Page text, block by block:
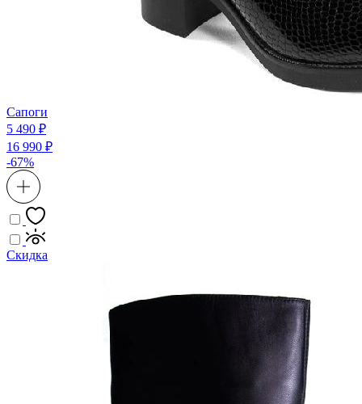
Сапоги
5 490 ₽
16 990 ₽
-67%
Скидка